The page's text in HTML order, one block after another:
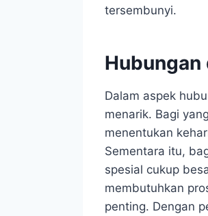
tersembunyi.
Hubungan
Dalam aspek
menarik. Bagi
menentukan
Sementara itu,
spesial cukup
membutuhkan
penting. Dengan